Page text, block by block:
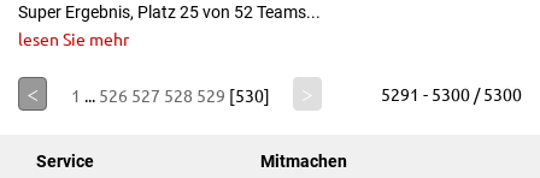
Super Ergebnis, Platz 25 von 52 Teams...
lesen Sie mehr
< 1 ... 526 527 528 529 [530] > 5291 - 5300 / 5300
Service Mitmachen